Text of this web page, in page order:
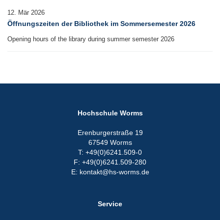
Minuten nach der angemeldeten
Zeit noch nicht genutzt wird
12. Mär 2026
Öffnungszeiten der Bibliothek im Sommersemester 2026
Opening hours of the library during summer semester 2026
Hochschule Worms
Erenburgerstraße 19
67549 Worms
T: +49(0)6241.509-0
F: +49(0)6241.509-280
E: kontakt@hs-worms.de
Service